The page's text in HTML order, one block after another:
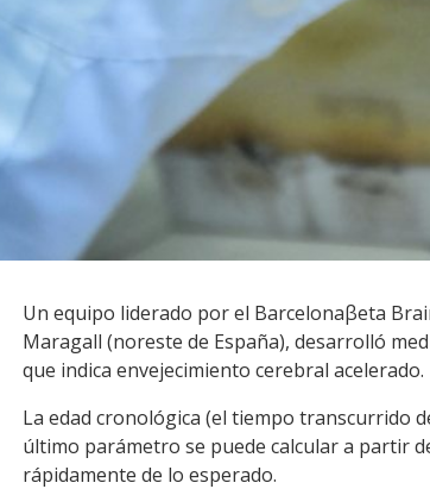
Facebook
WhatsApp
Un equipo liderado por el Barcelonaβeta
Maragall (noreste de España), desarrolló
que indica envejecimiento cerebral acelerado.
La edad cronológica (el tiempo transcurrido
último parámetro se puede calcular a partir
rápidamente de lo esperado.